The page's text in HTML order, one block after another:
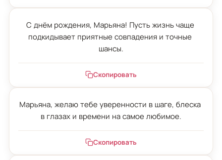
С днём рождения, Марьяна! Пусть жизнь чаще
подкидывает приятные совпадения и точные
шансы.
Скопировать
Марьяна, желаю тебе уверенности в шаге, блеска
в глазах и времени на самое любимое.
Скопировать